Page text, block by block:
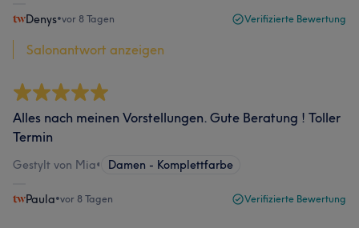
Denys•vor 8 Tagen Verifizierte Bewertung
Salonantwort anzeigen
Alles nach meinen Vorstellungen. Gute Beratung ! Toller
Termin
Gestylt von Mia• Damen - Komplettfarbe
Paula•vor 8 Tagen Verifizierte Bewertung